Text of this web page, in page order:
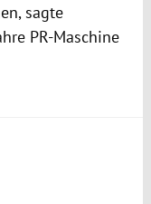
sagte
PR-Maschine